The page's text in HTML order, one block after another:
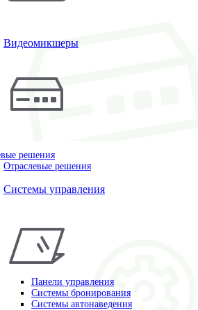
Видеомикшеры
решения
Отраслевые решения
Системы управления
Панели управления
Системы бронирования
Системы автонаведения